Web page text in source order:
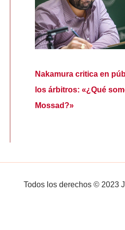
Nakamura critica en
los árbitros: «¿Qué
Mossad?»
Todos los derechos © 2023